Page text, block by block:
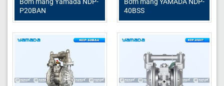
Đường cấp khí nén
1/2 inch (nối ren)
Đầu lắp ống giảm thanh
R/C 1 inch (nối ren)
Không dùng dầu bôi trơn,
Chất rắn qua bơm
Tối đa 7 mm
P20BAN
40BSS